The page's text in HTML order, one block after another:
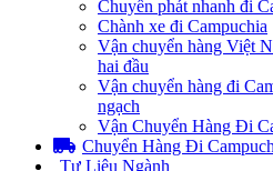
Chuyển phát nhanh đi
Chành xe đi Campuchia
Vận chuyển hàng Việt
hai đầu
Vận chuyển hàng đi
ngạch
Vận Chuyển Hàng Đi
Chuyển Hàng Đi
Tư Liệu Ngành